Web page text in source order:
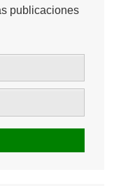
publicaciones